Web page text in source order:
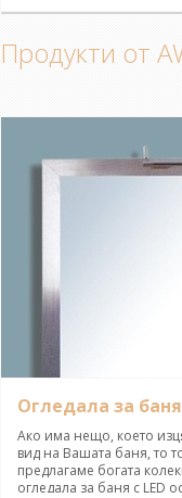
Продукти от
Огледала за баня
Ако има нещо, което
вид на Вашата баня, то
предлагаме богата
огледала за баня с LED